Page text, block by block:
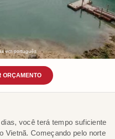
em português
ORÇAMENTO
você terá tempo suficiente
Vietnã. Começando pelo norte